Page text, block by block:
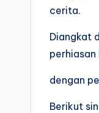
cerita.
Diangkat
dengan
Berikut